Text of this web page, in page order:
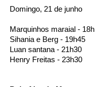
Domingo, 21 de junho
Marquinhos maraial - 18h
Sihania e Berg - 19h45
Luan santana - 21h30
Henry Freitas - 23h30